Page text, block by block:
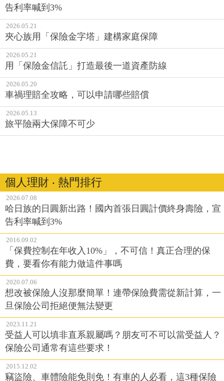
告利率喊到3%
2026.05.21
夾心族用「保險金字塔」建構家庭保障
2026.05.21
用「保險金信託」打造最後一道資產防線
2026.05.20
車禍理賠全攻略，可以申請哪些賠償
2026.05.13
旅平險兩大保障不可少
個人理財 ‧ 熱門排行
2026.07.08
哈日族的日圓新出路！國內首張日圓計價終身壽險，宣
告利率喊到3%
2016.09.02
「保費控制在年收入10%」，不可信！真正合理的保
費，要看你有能力做這件事嗎
2020.07.06
想改被保險人沒那麼簡單！連帶保險費需從新計算，一
旦保險公司拒絕便無法變更
2023.11.21
受益人可以填非直系親屬嗎？朋友可不可以當受益人？
保險公司通常有這些要求！
2015.12.02
竊盜險、車體險能免則免！有車的人必看，這3種保險